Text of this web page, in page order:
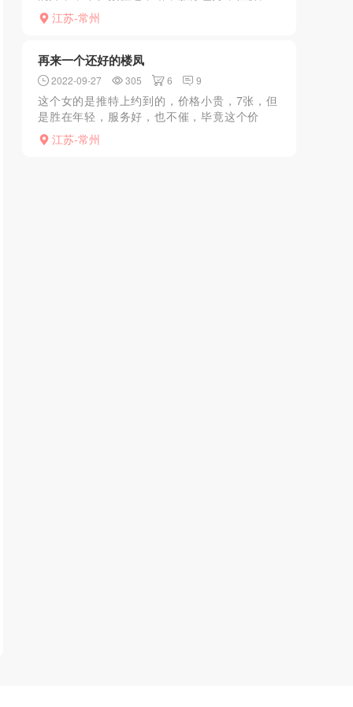
超高，现在还有吗？
江苏-常州
再来一个还好的楼凤
2022-09-27 305 6 9
这个女的是推特上约到的，价格小贵，7张，但
是胜在年轻，服务好，也不催，毕竟这个价
了，我是推荐试试的，毕竟现在随便一个小b都
是6张的，还长的肉麻兮兮的。这个算是不错
江苏-常州